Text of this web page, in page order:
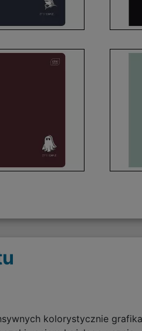
kolorystycznie